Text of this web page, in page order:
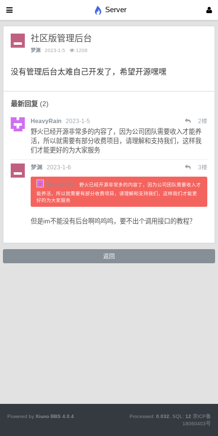
Server
社区版管理后台
梦渊 2023-1-5 1208
没有管理后台太难自己开发了，希望开源嘿嘿
最新回复 (2)
HeavyRain 2023-1-5 2楼
野火已经开源非常多的内容了，因为公司团队需要收入才能养
活，所以就需要有部分收费项目，请理解和支持我们，这样我
们才能更好的为大家服务
梦渊 2023-1-6 3楼
HeavyRain
野火已经开源非常多的内容了，因为公司团队需要收入才
能养活，所以就需要有部分收费项目，请理解和支持我们，这样我们才能更
好的为大家服务
但是im不能没有后台啊呜呜呜，要不出个调用接口的教程？
返回
Powered by Xiuno BBS 4.0.4 Processed: 0.032 , SQL: 12 京ICP备
18060403号